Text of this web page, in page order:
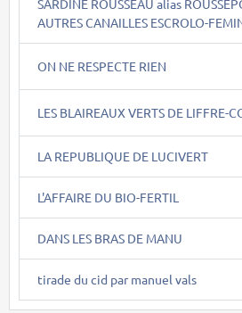
SARDINE ROUSSEAU alias
AUTRES CANAILLES ESCROLO-
ON NE RESPECTE RIEN
LES BLAIREAUX VERTS DE LIFFRE-
LA REPUBLIQUE DE LUCIVERT
L'AFFAIRE DU BIO-FERTIL
DANS LES BRAS DE MANU
tirade du cid par manuel vals